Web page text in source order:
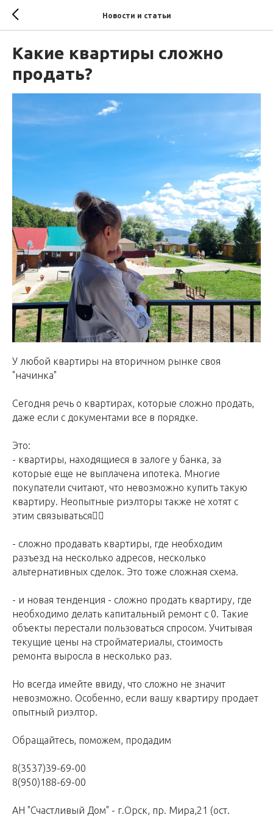
Новости и статьи
Какие квартиры сложно
продать?
У любой квартиры на вторичном рынке своя
"начинка"
Сегодня речь о квартирах, которые сложно продать,
даже если с документами все в порядке.
Это:
- квартиры, находящиеся в залоге у банка, за
которые еще не выплачена ипотека. Многие
покупатели считают, что невозможно купить такую
квартиру. Неопытные риэлторы также не хотят с
этим связываться🙅‍♀
- сложно продавать квартиры, где необходим
разъезд на несколько адресов, несколько
альтернативных сделок. Это тоже сложная схема.
- и новая тенденция - сложно продать квартиру, где
необходимо делать капитальный ремонт с 0. Такие
объекты перестали пользоваться спросом. Учитывая
текущие цены на стройматериалы, стоимость
ремонта выросла в несколько раз.
Но всегда имейте ввиду, что сложно не значит
невозможно. Особенно, если вашу квартиру продает
опытный риэлтор.
Обращайтесь, поможем, продадим
8(3537)39-69-00
8(950)188-69-00
АН "Счастливый Дом" - г.Орск, пр. Мира,21 (ост.